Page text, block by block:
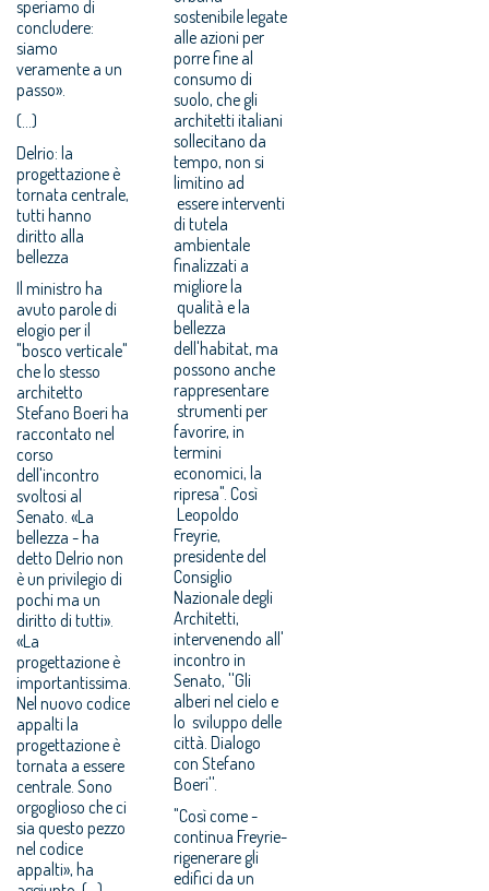
speriamo di
concludere:
siamo
veramente a un
passo».
(...)
Delrio: la
progettazione è
tornata centrale,
tutti hanno
diritto alla
bellezza
Il ministro ha
avuto parole di
elogio per il
"bosco verticale"
che lo stesso
architetto
Stefano Boeri ha
raccontato nel
corso
dell'incontro
svoltosi al
Senato. «La
bellezza - ha
detto Delrio non
è un privilegio di
pochi ma un
diritto di tutti».
«La
progettazione è
importantissima.
Nel nuovo codice
appalti la
progettazione è
tornata a essere
centrale. Sono
orgoglioso che ci
sia questo pezzo
nel codice
appalti», ha
sostenibile legate
alle azioni per
porre fine al
consumo di
suolo, che gli
architetti italiani
sollecitano da
tempo, non si
limitino ad
essere interventi
di tutela
ambientale
finalizzati a
migliore la
qualità e la
bellezza
dell'habitat, ma
possono anche
rappresentare
strumenti per
favorire, in
termini
economici, la
ripresa". Così
Leopoldo
Freyrie,
presidente del
Consiglio
Nazionale degli
Architetti,
intervenendo all'
incontro in
Senato, ''Gli
alberi nel cielo e
lo sviluppo delle
città. Dialogo
con Stefano
Boeri''.
"Così come -
continua Freyrie-
rigenerare gli
edifici da un